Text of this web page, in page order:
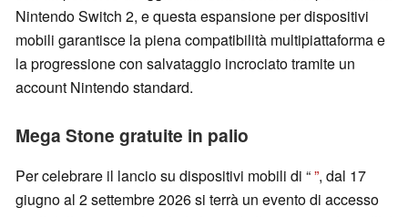
Nintendo Switch 2, e questa espansione per dispositivi
mobili garantisce la piena compatibilità multipiattaforma e
la progressione con salvataggio incrociato tramite un
account Nintendo standard.
Mega Stone gratuite in palio
Per celebrare il lancio su dispositivi mobili di “”, dal 17
giugno al 2 settembre 2026 si terrà un evento di accesso